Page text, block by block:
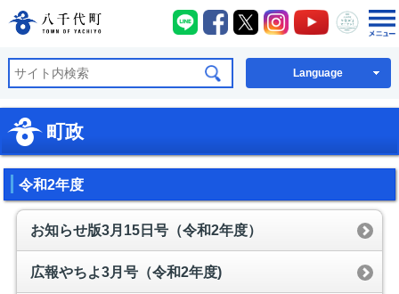
八千代町公式ホームページ
八千代町LINE
八千代町Facebook
八千代町X八千代町Instagram
八千代町
八千
Language
町政
令和2年度
お知らせ版3月15日号（令和2年度）
広報やちよ3月号（令和2年度)